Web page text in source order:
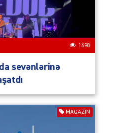
1698
sevənlərinə
MAQAZIN